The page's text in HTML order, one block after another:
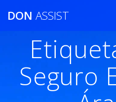
DON ASSIST
Seguro